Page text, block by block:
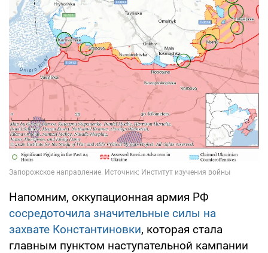
Напомним, оккупационная армия РФ
сосредоточила значительные силы на
захвате Константиновки, которая стала
главным пунктом наступательной кампании